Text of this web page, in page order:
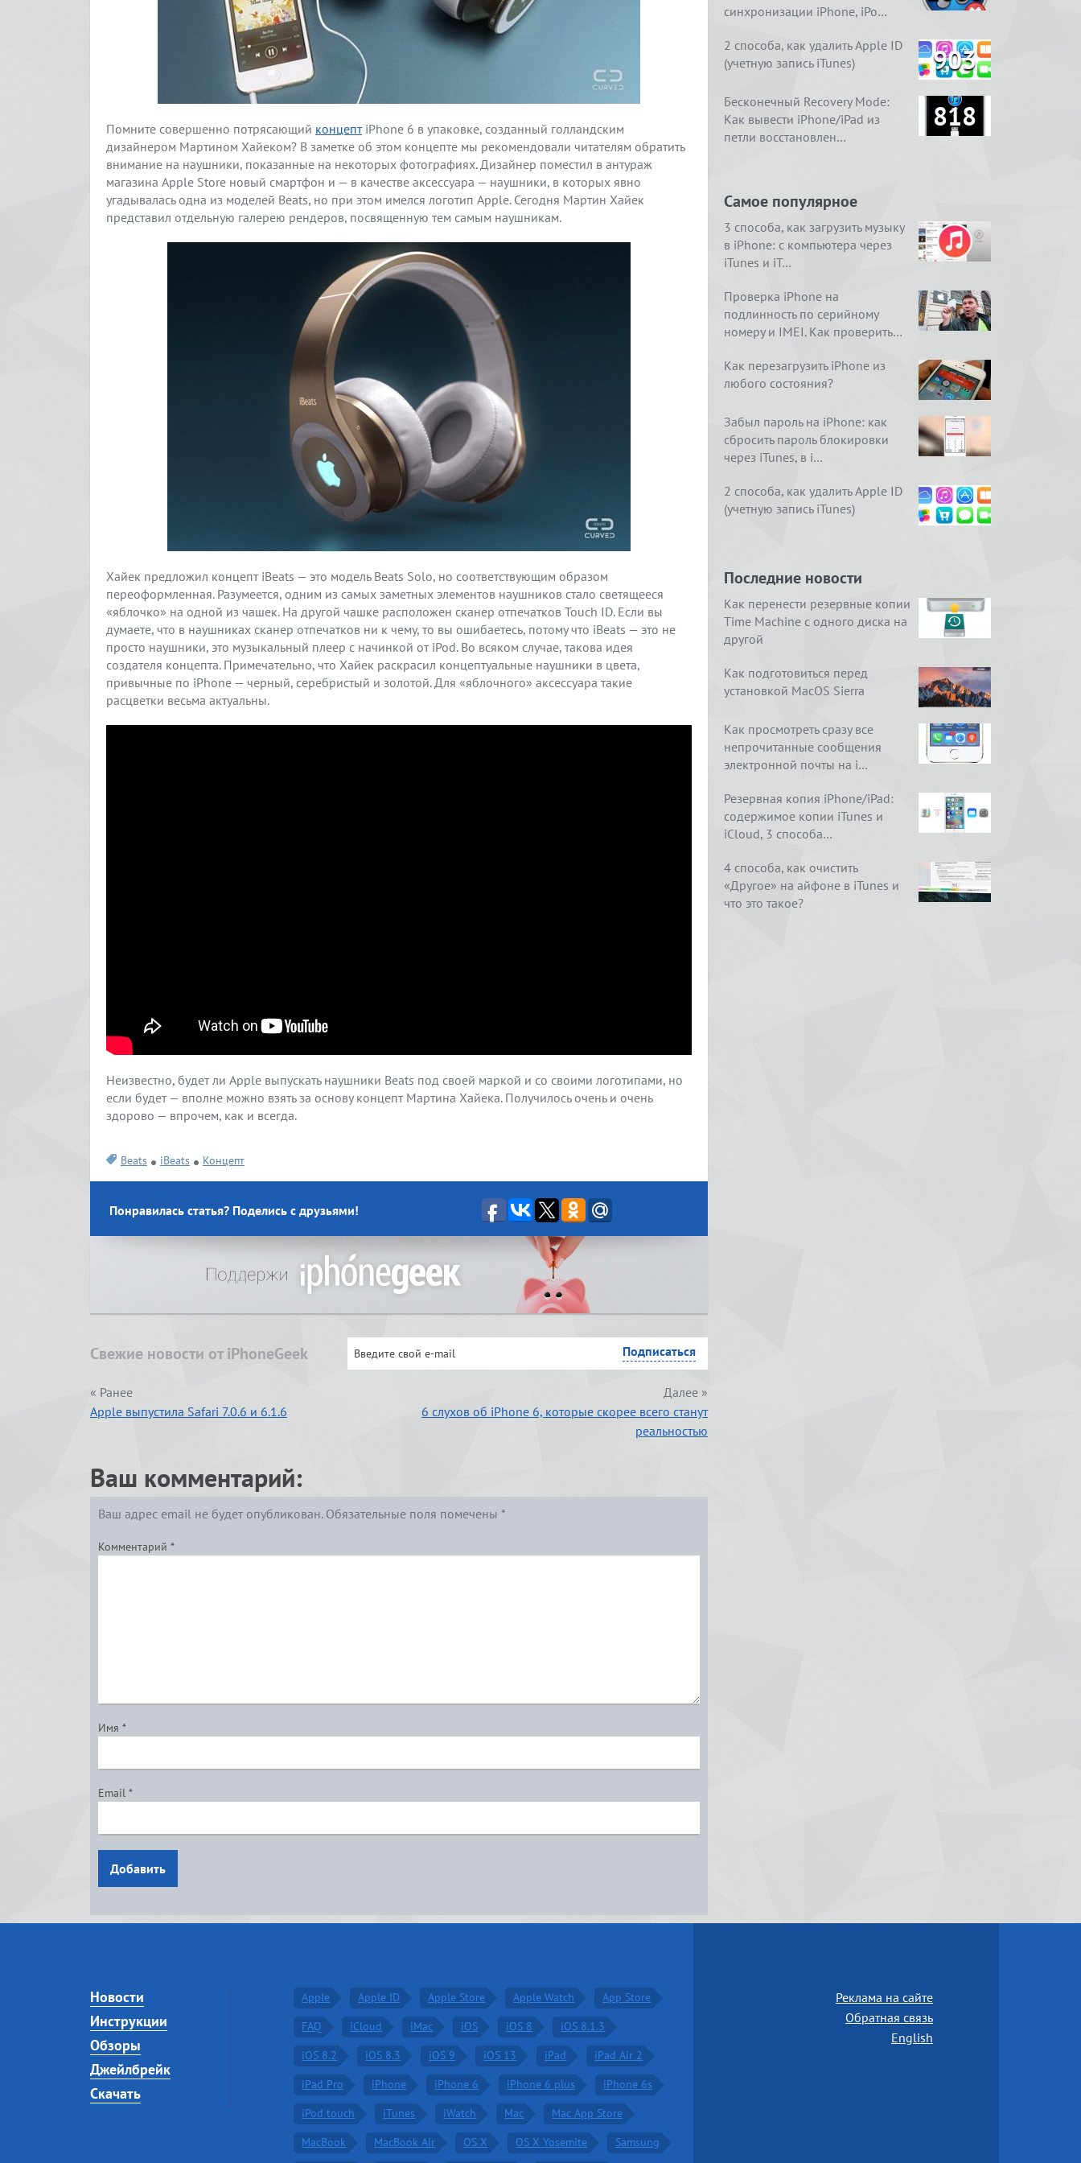
Помните совершенно потрясающий концептiPhone 6 в упаковке, созданный голландским
дизайнером Мартином Хайеком? В заметке об этом концепте мы рекомендовали читателям обратить
внимание на наушники, показанные на некоторых фотографиях. Дизайнер поместил в антураж
магазина Apple Store новый смартфон и — в качестве аксессуара — наушники, в которых явно
угадывалась одна из моделей Beats, но при этом имелся логотип Apple. Сегодня Мартин Хайек
представил отдельную галерею рендеров, посвященную тем самым наушникам.
Хайек предложил концепт iBeats — это модель Beats Solo, но соответствующим образом
переоформленная. Разумеется, одним из самых заметных элементов наушников стало светящееся
«яблочко» на одной из чашек. На другой чашке расположен сканер отпечатков Touch ID. Если вы
думаете, что в наушниках сканер отпечатков ни к чему, то вы ошибаетесь, потому что iBeats — это не
просто наушники, это музыкальный плеер с начинкой от iPod. Во всяком случае, такова идея
создателя концепта. Примечательно, что Хайек раскрасил концептуальные наушники в цвета,
привычные по iPhone — черный, серебристый и золотой. Для «яблочного» аксессуара такие
расцветки весьма актуальны.
Неизвестно, будет ли Apple выпускать наушники Beats под своей маркой и со своими логотипами, но
если будет — вполне можно взять за основу концепт Мартина Хайека. Получилось очень и очень
здорово — впрочем, как и всегда.
Beats iBeats Концепт
Понравилась статья? Поделись с друзьями!
Свежие новости от iPhoneGeek
« Ранее
Apple выпустила Safari 7.0.6 и 6.1.6
Далее »
6 слухов об iPhone 6, которые скорее всего станут
реальностью
Ваш комментарий:
Ваш адрес email не будет опубликован. Обязательные поля помечены *
Комментарий *
Имя *
Email *
Добавить
синхронизации iPhone, iPo…
2 способа, как удалить Apple ID
(учетную запись iTunes)
903
Бесконечный Recovery Mode:
Как вывести iPhone/iPad из
петли восстановлен…
818
Самое популярное
3 способа, как загрузить музыку
в iPhone: с компьютера через
iTunes и iT…
Проверка iPhone на
подлинность по серийному
номеру и IMEI. Как проверить…
Как перезагрузить iPhone из
любого состояния?
Забыл пароль на iPhone: как
сбросить пароль блокировки
через iTunes, в i…
2 способа, как удалить Apple ID
(учетную запись iTunes)
Последние новости
Как перенести резервные копии
Time Machine с одного диска на
другой
Как подготовиться перед
установкой MacOS Sierra
Как просмотреть сразу все
непрочитанные сообщения
электронной почты на i…
Резервная копия iPhone/iPad:
содержимое копии iTunes и
iCloud, 3 способа…
4 способа, как очистить
«Другое» на айфоне в iTunes и
что это такое?
Новости
Инструкции
Обзоры
Джейлбрейк
Скачать
Apple Apple ID Apple Store Apple Watch
App Store
FAQ
iCloud iMac iOS iOS 8
iOS 8.1.3
iOS 8.2
iOS 8.3 iOS 9 iOS 13 iPad
iPad Air 2
iPad Pro
iPhone iPhone 6 iPhone 6 plus
iPhone 6s
iPod touch
iTunes iWatch Mac
Mac App Store
MacBook
MacBook Air OS X OS X Yosemite Samsung
Реклама на сайте
Обратная связь
English